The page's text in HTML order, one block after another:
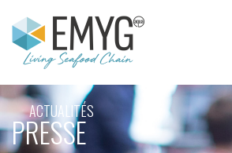
ACTUALITÉS
PRESSE